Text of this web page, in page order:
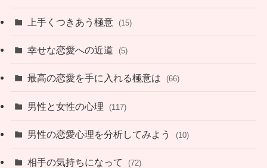
上手くつきあう極意 (15)
幸せな恋愛への近道 (5)
最高の恋愛を手に入れる極意は (66)
男性と女性の心理 (117)
男性の恋愛心理を分析してみよう (10)
相手の気持ちになって (72)